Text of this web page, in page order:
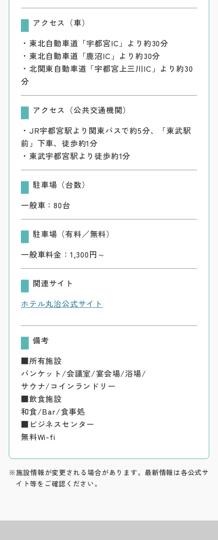
アクセス（車）
・東北自動車道「宇都宮IC」より約30分
・東北自動車道「鹿沼IC」より約30分
・北関東自動車道「宇都宮上三川IC」より約30
分
アクセス（公共交通機関）
・JR宇都宮駅より関東バスで約5分、「東武駅
前」下車、徒歩約1分
・東武宇都宮駅より徒歩約1分
駐車場（台数）
一般車：80台
駐車場（有料／無料）
一般車料金：1,300円～
関連サイト
ホテル丸治公式サイト
備考
■所有施設
バンケット/会議室/宴会場/浴場/
サウナ/コインランドリー
■飲食施設
和食/Bar/食事処
■ビジネスセンター
無料Wi-fi
※施設情報が変更される場合があります。最新情報は各公式サ
イト等をご確認ください。